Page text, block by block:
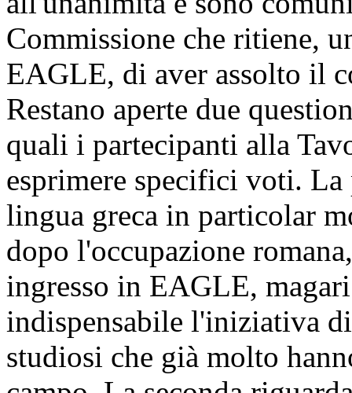
Commissione che ritiene,
EAGLE, di aver assolto il
Restano aperte due
quali i partecipanti alla
esprimere specifici voti.
lingua greca in particolar
dopo l'occupazione
ingresso in EAGLE,
indispensabile l'iniziativa
studiosi che già molto